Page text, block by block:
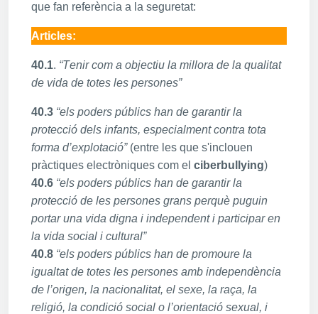
que fan referència a la seguretat:
Articles:
40.1. “Tenir com a objectiu la millora de la qualitat
de vida de totes les persones”
40.3 “els poders públics han de garantir la
protecció dels infants, especialment contra tota
forma d’explotació”(entre les que s'inclouen
pràctiques electròniques com el ciberbullying)
40.6 “els poders públics han de garantir la
protecció de les persones grans perquè puguin
portar una vida digna i independent i participar en
la vida social i cultural”
40.8 “els poders públics han de promoure la
igualtat de totes les persones amb independència
de l’origen, la nacionalitat, el sexe, la raça, la
religió, la condició social o l’orientació sexual, i